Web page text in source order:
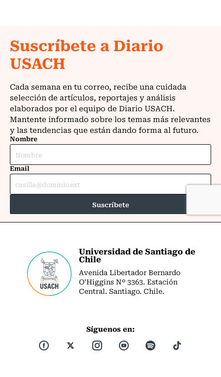
Universidad de Santiago de
Chile
Avenida Libertador Bernardo
O’Higgins Nº 3363. Estación
Central. Santiago. Chile.
Síguenos en: